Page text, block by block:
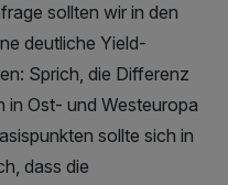
sollten wir in den
deutliche Yield-
Sprich, die Differenz
in Ost- und Westeuropa
sollte sich in
dass die